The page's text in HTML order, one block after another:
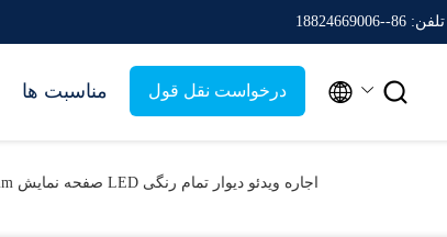
تلفن: 86--18824669006
مناسبت ها درخواست نقل قول  
اجاره ویدئو دیوار تمام رنگی LED صفحه نمایش P2.6mm برای رویدادهای شرکتی با کیفیت بالا